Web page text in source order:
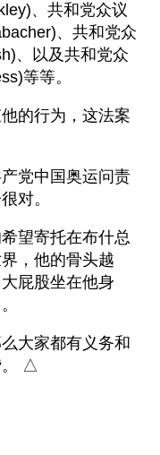
、共和党众议
、共和党众
、以及共和党众
等等。
的行为，这法案
党中国奥运问责
对。
望寄托在布什总
，他的骨头越
屁股坐在他身
大家都有义务和
。 △